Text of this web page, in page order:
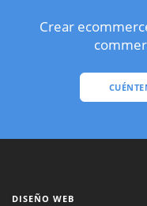
Crear
DISEÑO WEB